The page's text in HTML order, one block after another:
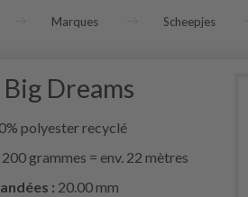
Marques Scheepjes
Dreams
polyester recyclé
200 grammes = env. 22 mètres
: 20.00 mm